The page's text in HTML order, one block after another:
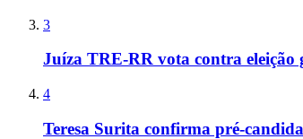
3
Juíza TRE-RR vota contra eleição
4
Teresa Surita confirma pré-